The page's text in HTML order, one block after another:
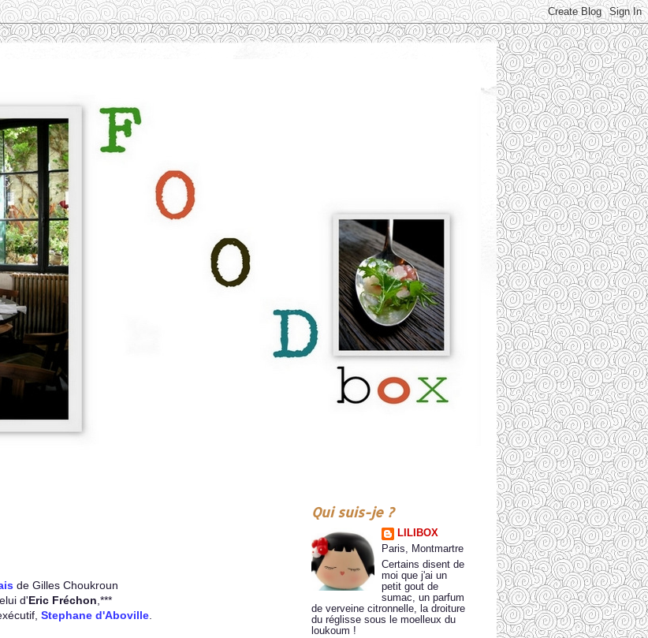
de Gilles Choukroun
d'Eric Fréchon ,***
Stephane d'Aboville.
Qui suis-je ?
LILIBOX
Paris, Montmartre
Certains disent de
moi que j'ai un
petit gout de
sumac, un parfum
de verveine citronnelle, la droiture
du réglisse sous le moelleux du
loukoum !